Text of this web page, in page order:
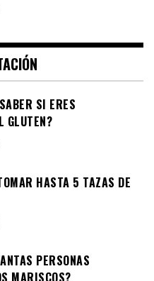
SI ERES
GLUTEN?
HASTA 5 TAZAS DE
PERSONAS
MARISCOS?